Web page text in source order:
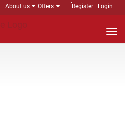
About us Offers Register Login